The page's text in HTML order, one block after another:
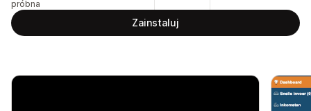
próbna
Zainstaluj